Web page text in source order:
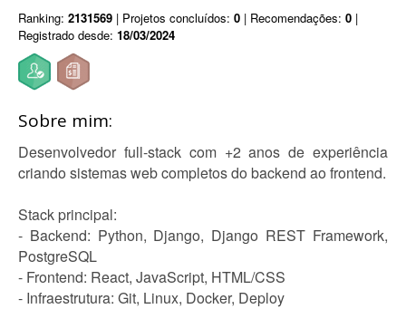
Ranking: 2131569 | Projetos concluídos: 0 | Recomendações: 0 |
Registrado desde: 18/03/2024
Sobre mim:
Desenvolvedor full-stack com +2 anos de experiência
criando sistemas web completos do backend ao frontend.
Stack principal:
- Backend: Python, Django, Django REST Framework,
PostgreSQL
- Frontend: React, JavaScript, HTML/CSS
- Infraestrutura: Git, Linux, Docker, Deploy